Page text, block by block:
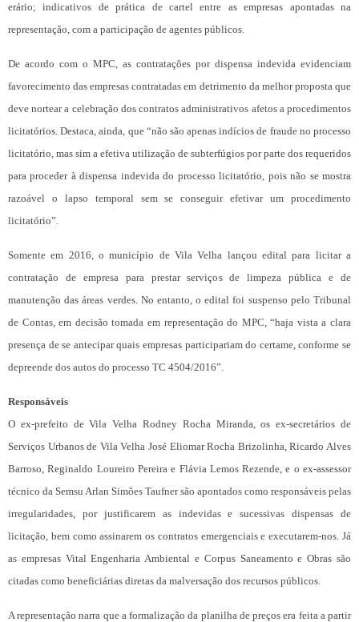
erário; indicativos de prática de cartel entre as empresas apontadas na
representação, com a participação de agentes públicos.
De acordo com o MPC, as contratações por dispensa indevida evidenciam
favorecimento das empresas contratadas em detrimento da melhor proposta que
deve nortear a celebração dos contratos administrativos afetos a procedimentos
licitatórios. Destaca, ainda, que “não são apenas indícios de fraude no processo
licitatório, mas sim a efetiva utilização de subterfúgios por parte dos requeridos
para proceder à dispensa indevida do processo licitatório, pois não se mostra
razoável o lapso temporal sem se conseguir efetivar um procedimento
licitatório”.
Somente em 2016, o município de Vila Velha lançou edital para licitar a
contratação de empresa para prestar serviços de limpeza pública e de
manutenção das áreas verdes. No entanto, o edital foi suspenso pelo Tribunal
de Contas, em decisão tomada em representação do MPC, “haja vista a clara
presença de se antecipar quais empresas participariam do certame, conforme se
depreende dos autos do processo TC 4504/2016”.
Responsáveis
O ex-prefeito de Vila Velha Rodney Rocha Miranda, os ex-secretários de
Serviços Urbanos de Vila Velha José Eliomar Rocha Brizolinha, Ricardo Alves
Barroso, Reginaldo Loureiro Pereira e Flávia Lemos Rezende, e o ex-assessor
técnico da Semsu Arlan Simões Taufner são apontados como responsáveis pelas
irregularidades, por justificarem as indevidas e sucessivas dispensas de
licitação, bem como assinarem os contratos emergenciais e executarem-nos. Já
as empresas Vital Engenharia Ambiental e Corpus Saneamento e Obras são
citadas como beneficiárias diretas da malversação dos recursos públicos.
A representação narra que a formalização da planilha de preços era feita a partir